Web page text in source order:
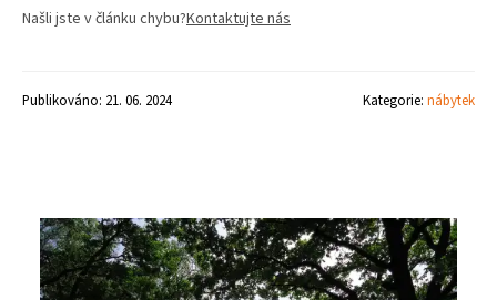
Našli jste v článku chybu?Kontaktujte nás
Publikováno: 21. 06. 2024 Kategorie: nábytek